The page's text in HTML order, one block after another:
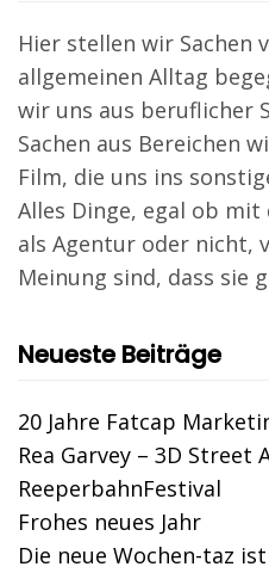
Hier stellen wir Sachen
allgemeinen Alltag
wir uns aus beruflicher
Sachen aus Bereichen
Film, die uns ins
Alles Dinge, egal ob
als Agentur oder nicht,
Meinung sind, dass sie
Neueste Beiträge
20 Jahre Fatcap
Rea Garvey – 3D Street
ReeperbahnFestival
Frohes neues Jahr
Die neue Wochen-taz